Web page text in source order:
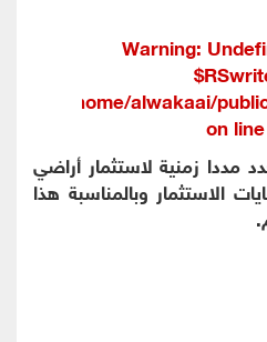
Warning:
/home/alwakaai/
on line
مددا زمنية لاستثمار أراضي
الاستثمار وبالمناسبة هذا